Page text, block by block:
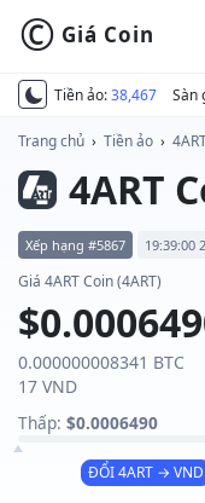
Tiền ảo:38,467 Sàn
© Giá Coin
Trang chủ › Tiền ảo ›
4ART
Xếp hạng #5867 19:39:00
Giá 4ART Coin (4ART)
0.000000008341 BTC
17 VND
Thấp: $0.0006490
ĐỔI 4ART → VND